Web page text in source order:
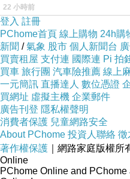
這塊空地了 每天都有
都被擦的光亮亮的~~
22 小時前
登入 註冊
PChome首頁 線上購物 24h購
新聞 /氣象 股市 個人新聞台
買賣租屋 支付連 國際連 Pi 拍
買車 旅行團 汽車險推薦 線上
一元簡訊 直播達人 數位憑證
買網址 虛擬主機 企業郵件
廣告刊登 隱私權聲明
消費者保護 兒童網路安全
About PChome 投資人聯絡 徵
著作權保護 ｜網路家庭版權所
Online
PChome Online and